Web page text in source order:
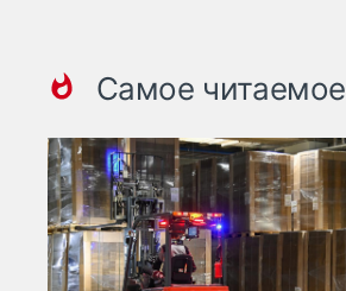
Самое читаемое